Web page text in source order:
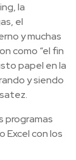
la
el
y muchas
como “el fin
papel en la
y siendo
programas
Excel con los